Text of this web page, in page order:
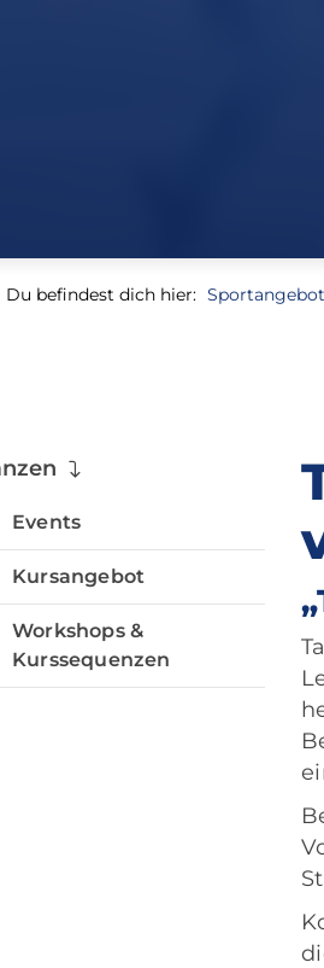
Du befindest dich hier:
Events
Kursangebot
Workshops &
Kurssequenzen